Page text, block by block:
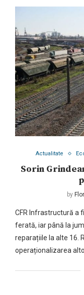
Actualitate
Sorin
by
CFR Infrastructură a
ferată, iar până la
reparațiile la alte 16.
operaționalizarea